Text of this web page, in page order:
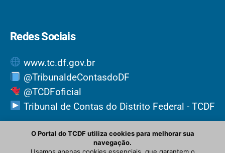
Redes Sociais
www.tc.df.gov.br
@TribunaldeContasdoDF
@TCDFoficial
Tribunal de Contas do Distrito Federal - TCDF
O Portal do TCDF utiliza cookies para melhorar sua
navegação.